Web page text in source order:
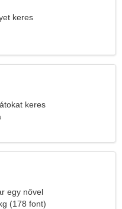
keres
keres
egy nővel
(178 font)